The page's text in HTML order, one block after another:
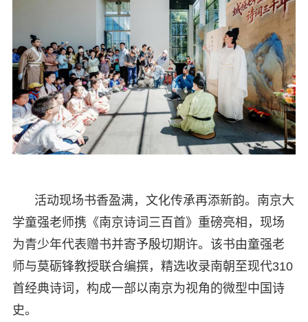
活动现场书香盈满，文化传承再添新韵。南京大
学童强老师携《南京诗词三百首》重磅亮相，现场
为青少年代表赠书并寄予殷切期许。该书由童强老
师与莫砺锋教授联合编撰，精选收录南朝至现代310
首经典诗词，构成一部以南京为视角的微型中国诗
史。